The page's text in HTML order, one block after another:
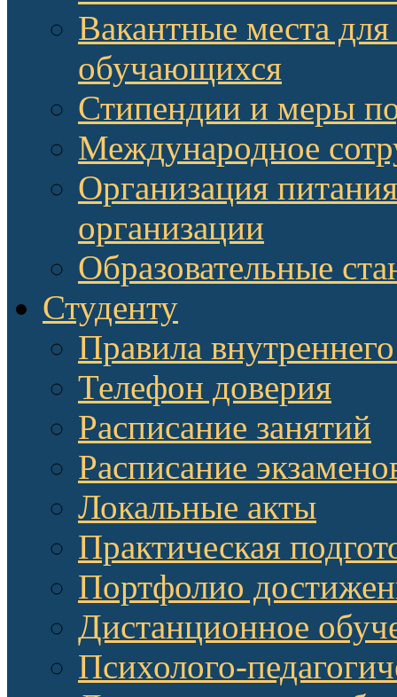
Вакантные места
обучающихся
Стипендии и меры
Международное
Организация
организации
Образовательные
Студенту
Правила
Телефон доверия
Расписание занятий
Расписание
Локальные акты
Практическая
Портфолио
Дистанционное
Психолого-